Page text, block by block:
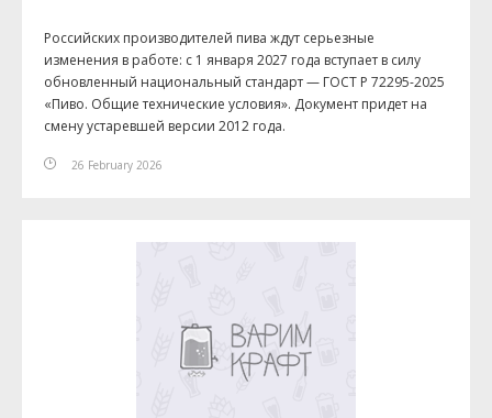
Российских производителей пива ждут серьезные
изменения в работе: с 1 января 2027 года вступает в силу
обновленный национальный стандарт — ГОСТ Р 72295-2025
«Пиво. Общие технические условия». Документ придет на
смену устаревшей версии 2012 года.
26 February 2026